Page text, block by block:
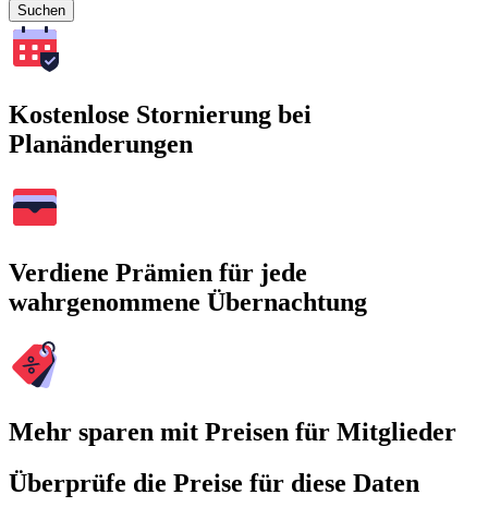
Suchen
Kostenlose Stornierung bei
Planänderungen
Verdiene Prämien für jede
wahrgenommene Übernachtung
Mehr sparen mit Preisen für Mitglieder
Überprüfe die Preise für diese Daten